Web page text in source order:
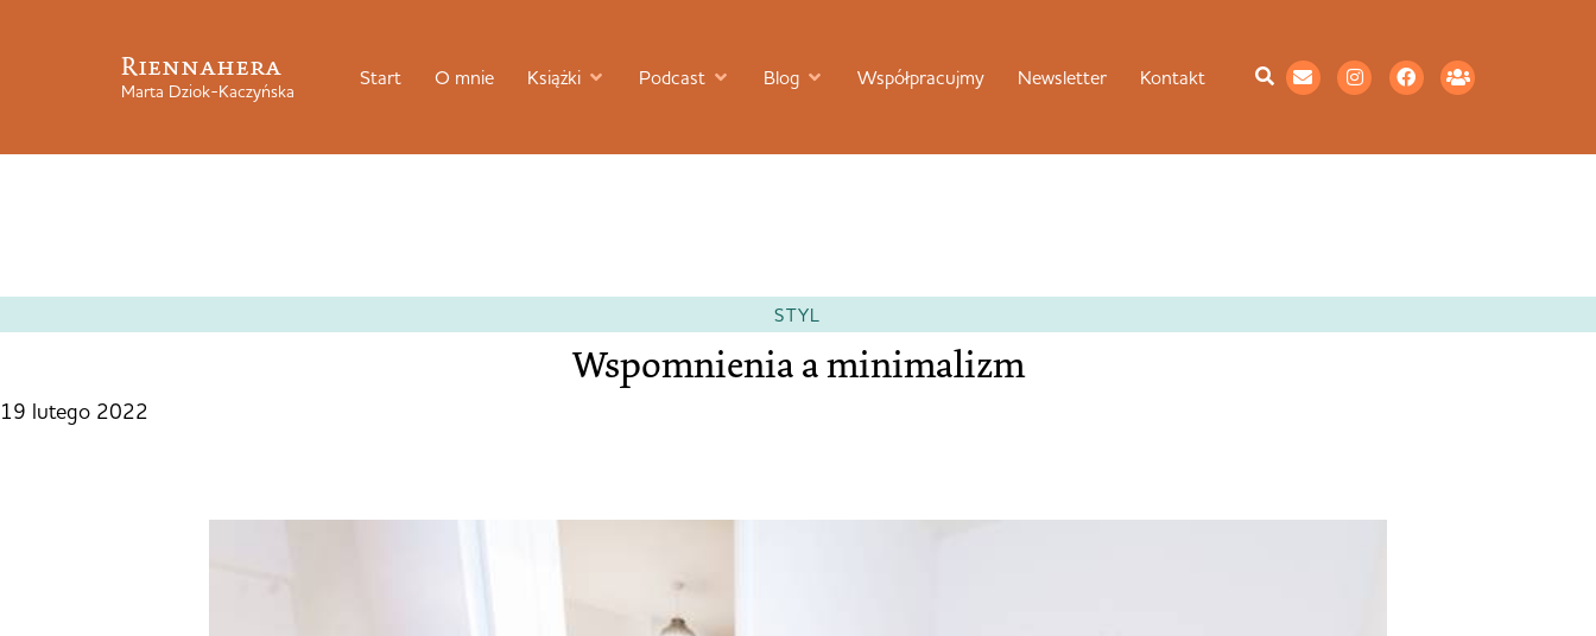
Riennahera
Marta Dziok-Kaczyńska
Start O mnie Książki Podcast Blog Współpracujmy Newsletter Kontakt
STYL
Wspomnienia a minimalizm
19 lutego 2022